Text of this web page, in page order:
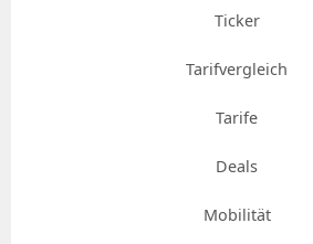
Ticker
Tarifvergleich
Tarife
Deals
Mobilität